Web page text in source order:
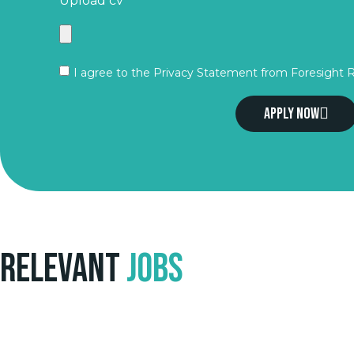
I agree to the Privacy Statement from Foresight
Apply now
RelevantJobs